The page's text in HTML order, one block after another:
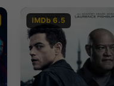
IMDb 6.5